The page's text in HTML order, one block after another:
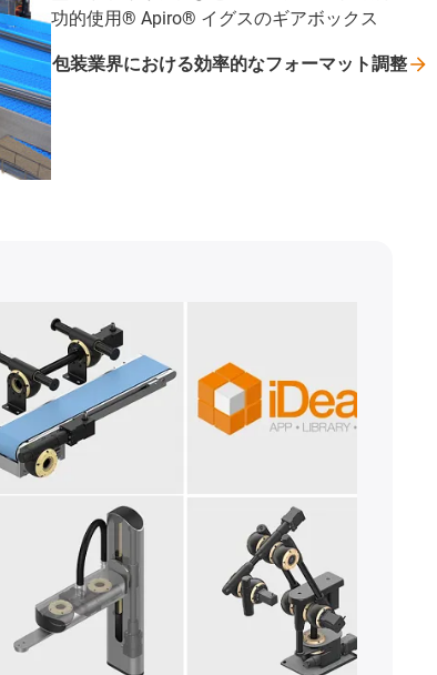
功的使用® Apiro® イグスのギアボックス
包装業界における効率的なフォーマット調整